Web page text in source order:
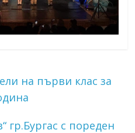
на първи клас за
гр.Бургас с пореден